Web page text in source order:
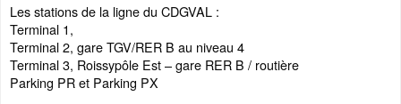
Les stations de la ligne du CDGVAL :
Terminal 1,
Terminal 2, gare TGV/RER B au niveau 4
Terminal 3, Roissypôle Est – gare RER B / routière
Parking PR et Parking PX